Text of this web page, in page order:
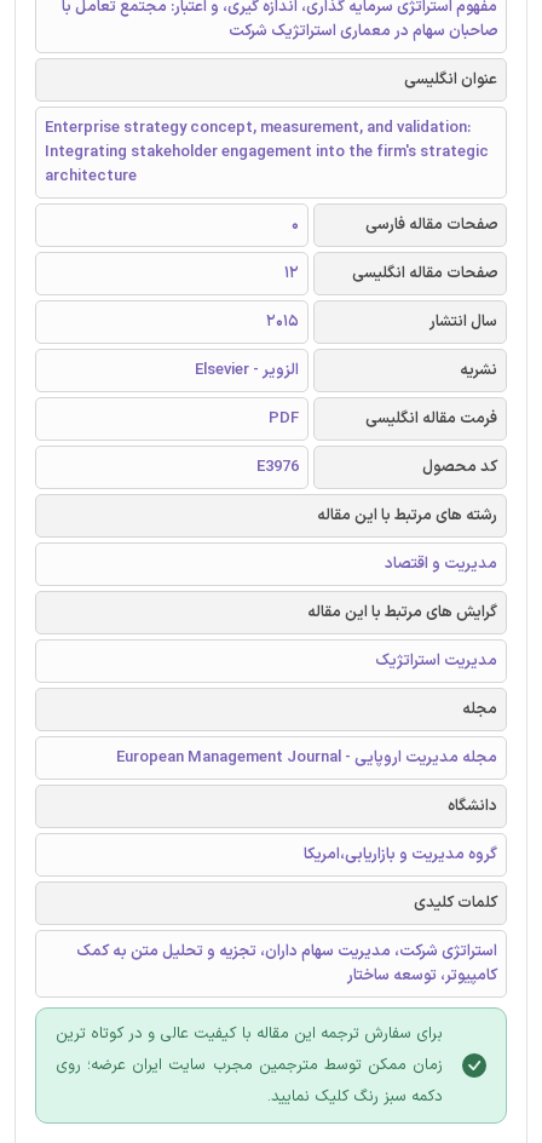
مفهوم استراتژی سرمایه گذاری، اندازه گیری، و اعتبار: مجتمع تعامل با
صاحبان سهام در معماری استراتژیک شرکت
عنوان انگلیسی
Enterprise strategy concept, measurement, and validation:
Integrating stakeholder engagement into the firm's strategic
architecture
صفحات مقاله فارسی
0
صفحات مقاله انگلیسی
12
سال انتشار
2015
نشریه
الزویر - Elsevier
فرمت مقاله انگلیسی
PDF
کد محصول
E3976
رشته های مرتبط با این مقاله
مدیریت و اقتصاد
گرایش های مرتبط با این مقاله
مدیریت استراتژیک
مجله
مجله مدیریت اروپایی - European Management Journal
دانشگاه
گروه مدیریت و بازاریابی،امریکا
کلمات کلیدی
استراتژی شرکت، مدیریت سهام داران، تجزیه و تحلیل متن به کمک
کامپیوتر، توسعه ساختار
برای سفارش ترجمه این مقاله با کیفیت عالی و در کوتاه ترین
زمان ممکن توسط مترجمین مجرب سایت ایران عرضه؛ روی
دکمه سبز رنگ کلیک نمایید.